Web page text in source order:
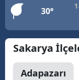
30°
Sakarya
Adapazarı